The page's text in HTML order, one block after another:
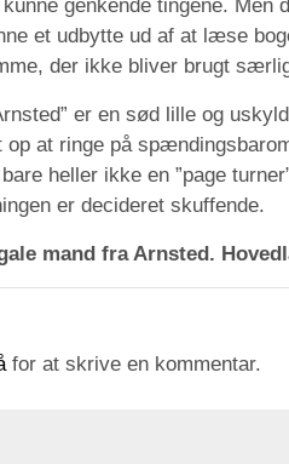
genkende tingene. Men
et udbytte ud af at læse
der ikke bliver brugt
er en sød lille og
op at ringe på
heller ikke en ”page
er decideret skuffende.
mand fra Arnsted.
for at skrive en kommentar.